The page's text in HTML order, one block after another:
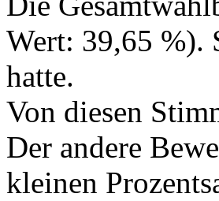
Wert: 39,65 %).
hatte.
Von diesen
Der andere
kleinen